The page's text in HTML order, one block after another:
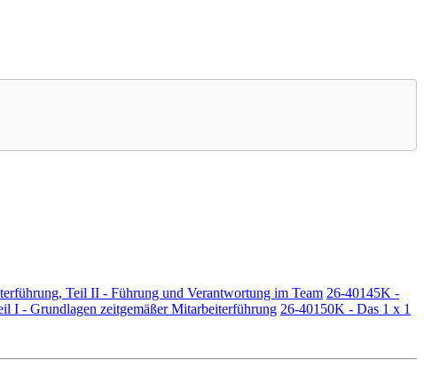
Teil II - Führung und Verantwortung im Team 26-40145K -
I - Grundlagen zeitgemäßer Mitarbeiterführung 26-40150K - Das 1 x 1